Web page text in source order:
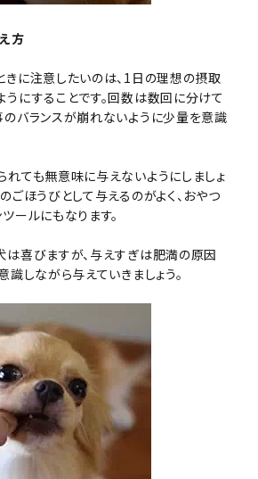
方
きに注意したいのは、1日の理想の摂取
にすることです。回数は数回に分けて
のバランスが崩れないように少量を意識
れても無意味に与えないようにしましょ
ごほうびとして与えるのがよく、おやつ
ールにもなります。
は喜びますが、与えすぎは肥満の原因
識しながら与えていきましょう。